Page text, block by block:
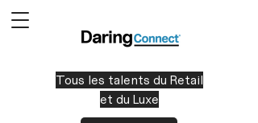
Tous les talents du Retail
et du Luxe